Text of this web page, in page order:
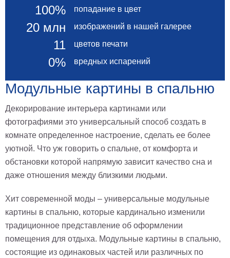
100% попадание в цвет
20 млн изображений в нашей галерее
11 цветов печати
0% вредных испарений
Модульные картины в спальню
Декорирование интерьера картинами или
фотографиями это универсальный способ создать в
комнате определенное настроение, сделать ее более
уютной. Что уж говорить о спальне, от комфорта и
обстановки которой напрямую зависит качество сна и
даже отношения между близкими людьми.
Хит современной моды – универсальные модульные
картины в спальню, которые кардинально изменили
традиционное представление об оформлении
помещения для отдыха. Модульные картины в спальню,
состоящие из одинаковых частей или различных по